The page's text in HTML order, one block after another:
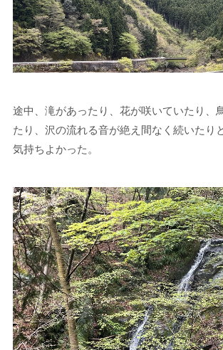
途中、滝があったり、花が咲いていたり、
たり、沢の流れる音が絶え間なく続いたり
気持ちよかった。